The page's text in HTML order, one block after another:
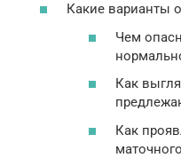
Какие варианты
Чем
Как
Как